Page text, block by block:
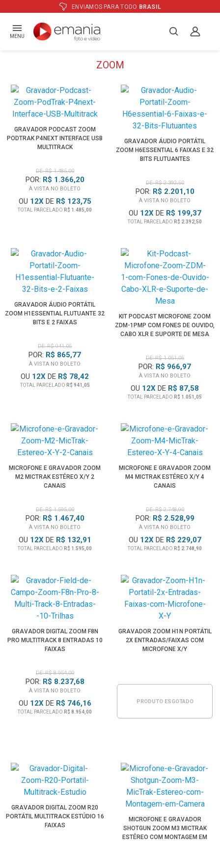
ENVIAMOS PARA TODO BRASIL
MENU
ZOOM
GRAVADOR PODCAST ZOOM
PODTRAK P4NEXT INTERFACE USB
MULTITRACK
DE: R$ 1.485,00
POR: R$ 1.366,20
À VISTA NO BOLETO
OU 12XDE R$ 123,75
TOTAL PARCELADO R$ 1.485,00
GRAVADOR ÁUDIO PORTÁTIL
ZOOM H6ESSENTIAL 6 FAIXAS E 32
BITS FLUTUANTES
DE: R$ 2.392,50
POR: R$ 2.201,10
À VISTA NO BOLETO
OU 12XDE R$ 199,37
TOTAL PARCELADO R$ 2.392,50
GRAVADOR ÁUDIO PORTÁTIL
ZOOM H1ESSENTIAL FLUTUANTE 32
BITS E 2 FAIXAS
DE: R$ 941,05
POR: R$ 865,77
À VISTA NO BOLETO
OU 12X DE R$ 78,42
TOTAL PARCELADO R$ 941,05
KIT PODCAST MICROFONE ZOOM
ZDM-1PMP COM FONES DE OUVIDO,
CABO XLR E SUPORTE DE MESA
DE: R$ 1.051,05
POR: R$ 966,97
À VISTA NO BOLETO
OU 12X DE R$ 87,58
TOTAL PARCELADO R$ 1.051,05
MICROFONE E GRAVADOR ZOOM
M2 MICTRAK ESTÉREO X/Y 2
CANAIS
DE: R$ 1.595,00
POR: R$ 1.467,40
À VISTA NO BOLETO
OU 12XDE R$ 132,91
TOTAL PARCELADO R$ 1.595,00
MICROFONE E GRAVADOR ZOOM
M4 MICTRAK ESTÉREO X/Y 4
CANAIS
DE: R$ 2.748,90
POR: R$ 2.528,99
À VISTA NO BOLETO
OU 12XDE R$ 229,07
TOTAL PARCELADO R$ 2.748,90
GRAVADOR DIGITAL ZOOM F8N
PRO MULTITRACK 8 ENTRADAS 10
FAIXAS
DE: R$ 8.954,00
POR: R$ 8.237,68
À VISTA NO BOLETO
OU 12XDE R$ 746,16
TOTAL PARCELADO R$ 8.954,00
GRAVADOR ZOOM H1N PORTÁTIL
2X ENTRADAS/FAIXAS COM
MICROFONE X/Y
PRODUTO ESGOTADO
GRAVADOR DIGITAL ZOOM R20
PORTÁTIL MULTITRACK ESTÚDIO 16
FAIXAS
MICROFONE E GRAVADOR
SHOTGUN ZOOM M3 MICTRAK
ESTÉREO COM MONTAGEM EM